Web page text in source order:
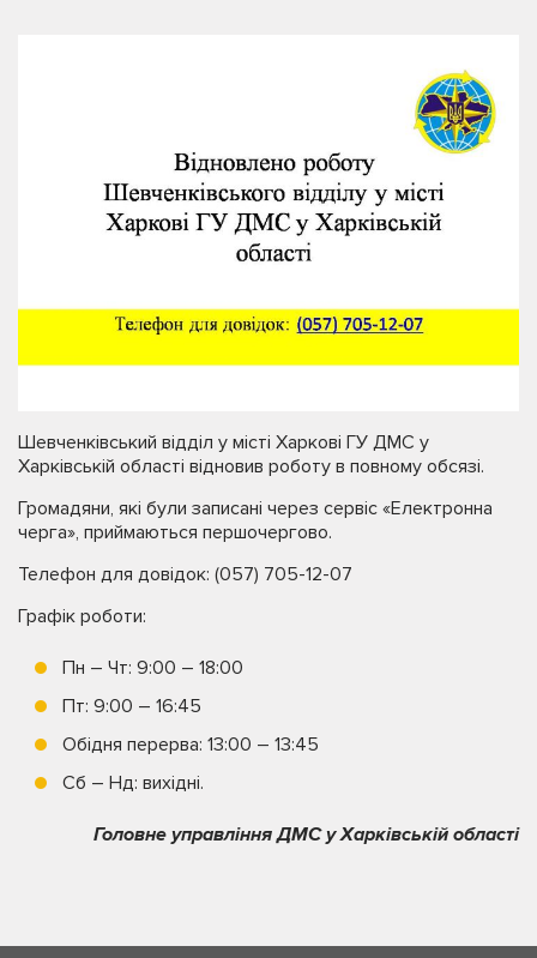
Шевченківський відділ у місті Харкові ГУ ДМС у
Харківській області відновив роботу в повному обсязі.
Громадяни, які були записані через сервіс «Електронна
черга», приймаються першочергово.
Телефон для довідок: (057) 705-12-07
Графік роботи:
Пн – Чт: 9:00 – 18:00
Пт: 9:00 – 16:45
Обідня перерва: 13:00 – 13:45
Сб – Нд: вихідні.
Головне управління ДМС у Харківській області